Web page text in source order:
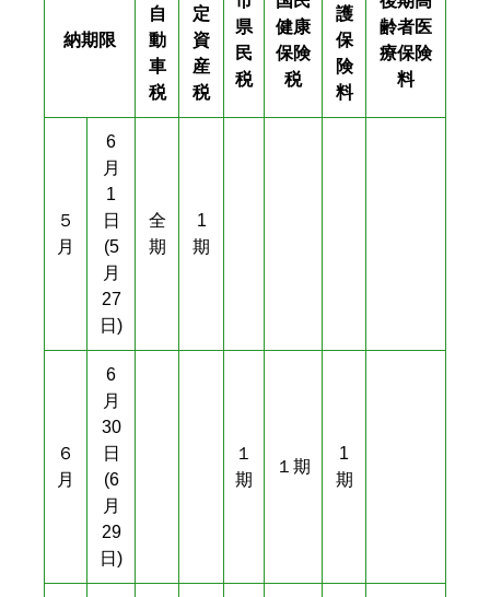
納期限
自
動
車
税
定
資
産
税
県
民
税
健康
保険
税
護
保
険
料
齢者医
療保険
料
５
月
6
月
1
日
(5
月
27
日)
全
期
1
期
６
月
6
月
30
日
(6
月
29
日)
１
期
１期
1
期